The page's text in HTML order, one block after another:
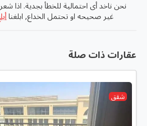
نحن ناخد أى احتمالية للخطأ بجدية. اذا
غير صحيحه او تحتمل الخداع, ابلغنا
عقارات ذات صلة
شقق